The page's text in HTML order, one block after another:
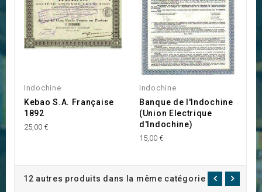
Indochine
Kebao S.A. Française
1892
25,00 €
Indochine
Banque de l'Indochine
(Union Electrique
d'Indochine)
15,00 €
12 autres produits dans la même catégorie :